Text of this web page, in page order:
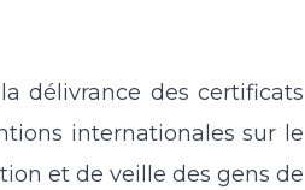
délivrance des certificats
internationales sur le
et de veille des gens de